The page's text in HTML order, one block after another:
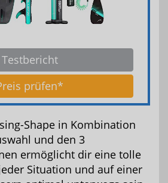
Testbericht
prüfen*
Shape in Kombination
und den 3
ermöglicht dir eine tolle
Situation und auf einer